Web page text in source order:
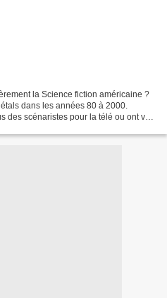
la Science fiction américaine ?
dans les années 80 à 2000.
des scénaristes pour la télé ou ont vu